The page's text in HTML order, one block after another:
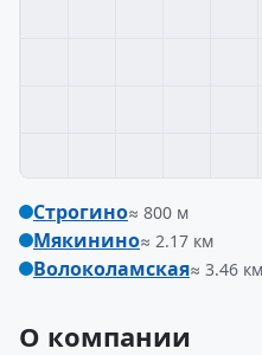
Строгино≈ 800 м
Мякинино≈ 2.17 км
Волоколамская≈ 3.46 км
О компании